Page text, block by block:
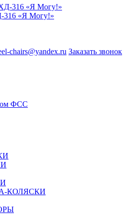
316 «Я Могу!»
chairs@yandex.ru Заказать звонок
ФСС
КОЛЯСКИ